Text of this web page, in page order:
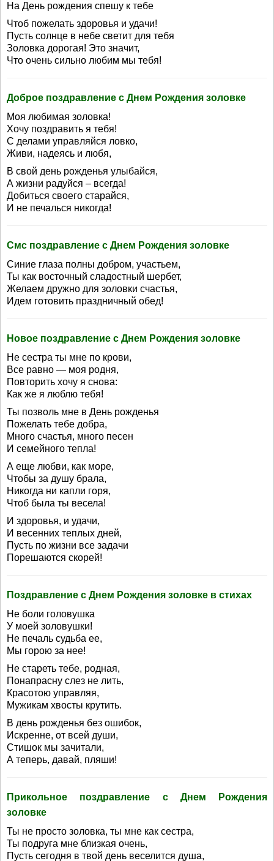
На День рождения спешу к тебе
Чтоб пожелать здоровья и удачи!
Пусть солнце в небе светит для тебя
Золовка дорогая! Это значит,
Что очень сильно любим мы тебя!
Доброе поздравление с Днем Рождения золовке
Моя любимая золовка!
Хочу поздравить я тебя!
С делами управляйся ловко,
Живи, надеясь и любя,
В свой день рожденья улыбайся,
А жизни радуйся – всегда!
Добиться своего старайся,
И не печалься никогда!
Смс поздравление с Днем Рождения золовке
Синие глаза полны добром, участьем,
Ты как восточный сладостный шербет,
Желаем дружно для золовки счастья,
Идем готовить праздничный обед!
Новое поздравление с Днем Рождения золовке
Не сестра ты мне по крови,
Все равно — моя родня,
Повторить хочу я снова:
Как же я люблю тебя!
Ты позволь мне в День рожденья
Пожелать тебе добра,
Много счастья, много песен
И семейного тепла!
А еще любви, как море,
Чтобы за душу брала,
Никогда ни капли горя,
Чтоб была ты весела!
И здоровья, и удачи,
И весенних теплых дней,
Пусть по жизни все задачи
Порешаются скорей!
Поздравление с Днем Рождения золовке в стихах
Не боли головушка
У моей золовушки!
Не печаль судьба ее,
Мы горою за нее!
Не стареть тебе, родная,
Понапрасну слез не лить,
Красотою управляя,
Мужикам хвосты крутить.
В день рожденья без ошибок,
Искренне, от всей души,
Стишок мы зачитали,
А теперь, давай, пляши!
Прикольное поздравление с Днем Рождения
золовке
Ты не просто золовка, ты мне как сестра,
Ты подруга мне близкая очень,
Пусть сегодня в твой день веселится душа,